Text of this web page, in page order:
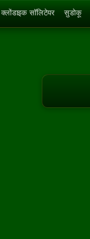
क्लोंडाइक सॉलिटेयर सुडोकू